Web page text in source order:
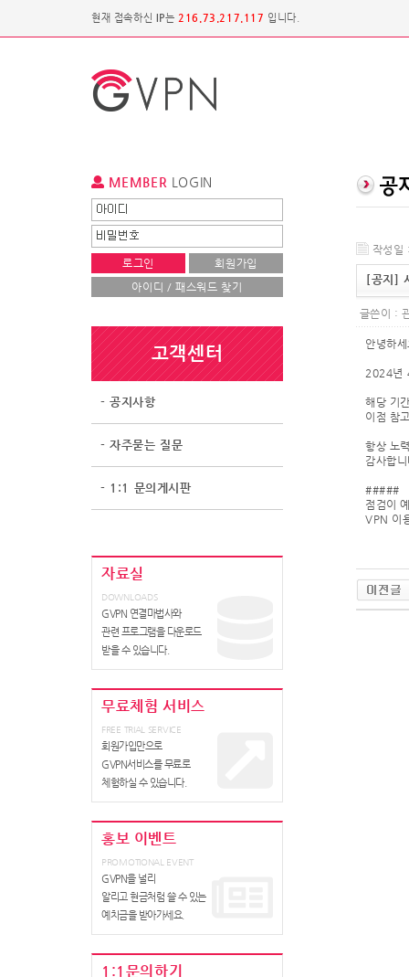
현재 접속하신 IP는 216.73.217.117 입니다.
MEMBER LOGIN
로그인
회원가입
아이디 / 패스워드 찾기
고객센터
- 공지사항
- 자주묻는 질문
- 1:1 문의게시판
자료실
DOWNLOADS
GVPN 연결마법사와
관련 프로그램을 다운로드
받을 수 있습니다.
무료체험 서비스
FREE TRIAL SERVICE
회원가입만으로
GVPN서비스를 무료로
체험하실 수 있습니다.
홍보 이벤트
PROMOTIONAL EVENT
GVPN을 널리
알리고 현금처럼 쓸 수 있는
예치금을 받아가세요.
1:1문의하기
작성
[공지]
글쓴이 :
안녕하
2024년
해당 기
이점 참
항상 노
감사합
#####
점검이
VPN 이